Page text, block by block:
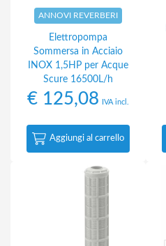
ANNOVI REVERBERI
Elettropompa
Sommersa in Acciaio
INOX 1,5HP per Acque
Scure 16500L/h
€ 125,08 IVA incl.
Aggiungi al carrello